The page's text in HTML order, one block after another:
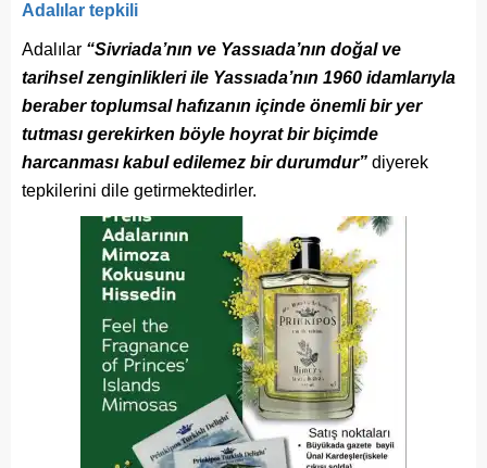
Adalılar tepkili
Adalılar “Sivriada’nın ve Yassıada’nın doğal ve
tarihsel zenginlikleri ile Yassıada’nın 1960 idamlarıyla
beraber toplumsal hafızanın içinde önemli bir yer
tutması gerekirken böyle hoyrat bir biçimde
harcanması kabul edilemez bir durumdur” diyerek
tepkilerini dile getirmektedirler.